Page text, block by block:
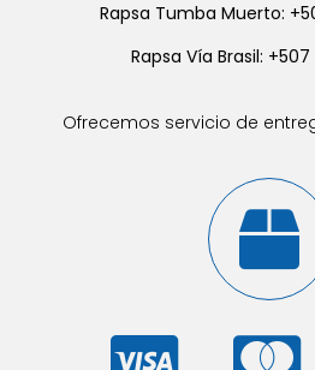
Rapsa Tumba Muerto:
Rapsa Vía Brasil:
Ofrecemos servicio de